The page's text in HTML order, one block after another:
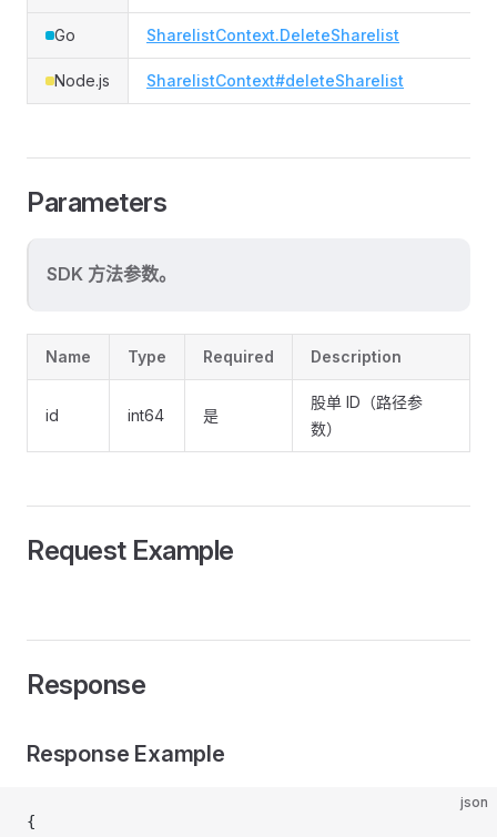
Go SharelistContext.DeleteSharelist
Node.js SharelistContext#deleteSharelist
Parameters
SDK 方法参数。
Name Type Required Description
id int64 是
股单 ID（路径参
数）
Request Example
Response
Response Example
json
{